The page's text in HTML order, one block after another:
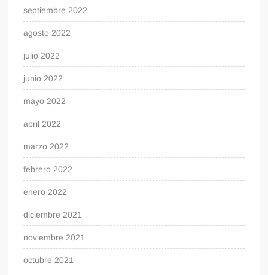
septiembre 2022
agosto 2022
julio 2022
junio 2022
mayo 2022
abril 2022
marzo 2022
febrero 2022
enero 2022
diciembre 2021
noviembre 2021
octubre 2021